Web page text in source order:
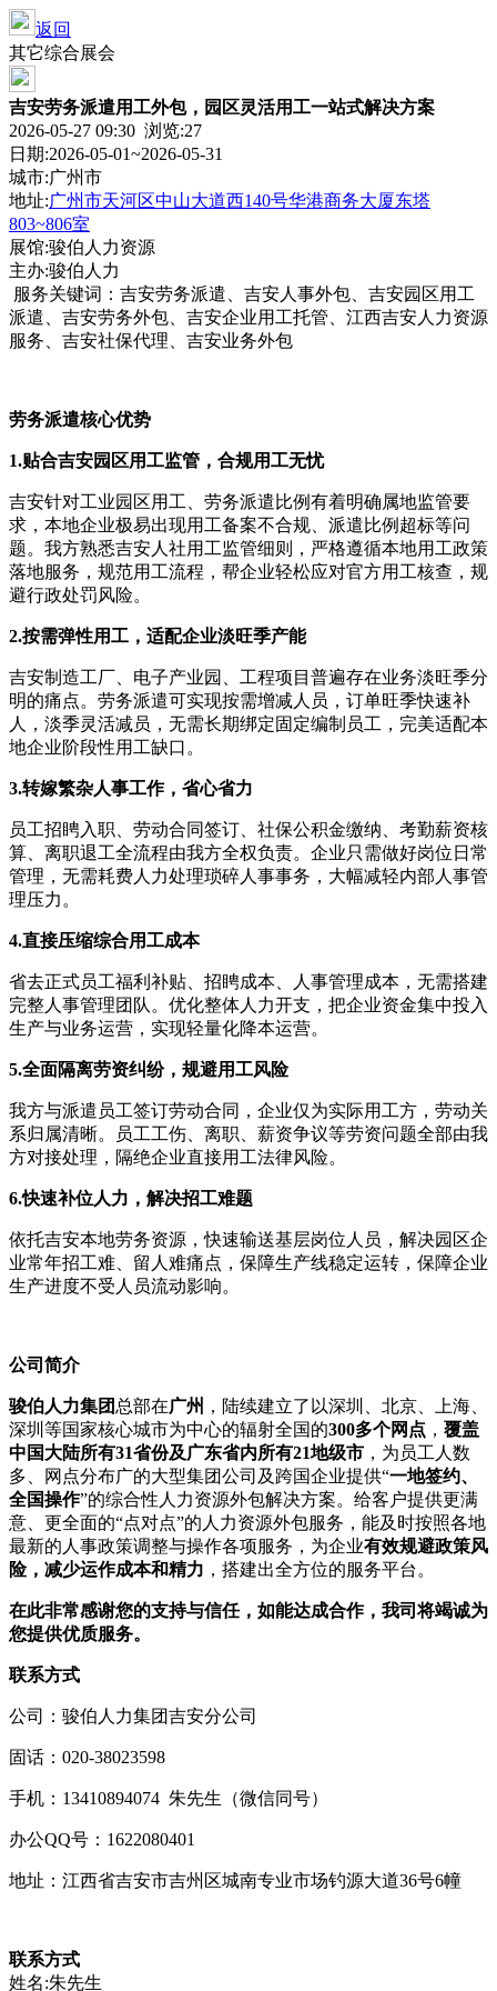
返回
其它综合展会
吉安劳务派遣用工外包，园区灵活用工一站式解决方案
2026-05-27 09:30 浏览:27
日期:2026-05-01~2026-05-31
城市:广州市
地址:广州市天河区中山大道西140号华港商务大厦东塔
803~806室
展馆:骏伯人力资源
主办:骏伯人力
服务关键词：吉安劳务派遣、吉安人事外包、吉安园区用工
派遣、吉安劳务外包、吉安企业用工托管、江西吉安人力资源
服务、吉安社保代理、吉安业务外包
劳务派遣核心优势
1.贴合吉安园区用工监管，合规用工无忧
吉安针对工业园区用工、劳务派遣比例有着明确属地监管要
求，本地企业极易出现用工备案不合规、派遣比例超标等问
题。我方熟悉吉安人社用工监管细则，严格遵循本地用工政策
落地服务，规范用工流程，帮企业轻松应对官方用工核查，规
避行政处罚风险。
2.按需弹性用工，适配企业淡旺季产能
吉安制造工厂、电子产业园、工程项目普遍存在业务淡旺季分
明的痛点。劳务派遣可实现按需增减人员，订单旺季快速补
人，淡季灵活减员，无需长期绑定固定编制员工，完美适配本
地企业阶段性用工缺口。
3.转嫁繁杂人事工作，省心省力
员工招䀻入职、劳动合同签订、社保公积金缴纳、考勤薪资核
算、离职退工全流程由我方全权负责。企业只需做好岗位日常
管理，无需耗费人力处理琐碎人事事务，大幅减轻内部人事管
理压力。
4.直接压缩综合用工成本
省去正式员工福利补贴、招䀻成本、人事管理成本，无需搭建
完整人事管理团队。优化整体人力开支，把企业资金集中投入
生产与业务运营，实现轻量化降本运营。
5.全面隔离劳资纠纷，规避用工风险
我方与派遣员工签订劳动合同，企业仅为实际用工方，劳动关
系归属清晰。员工工伤、离职、薪资争议等劳资问题全部由我
方对接处理，隔绝企业直接用工法律风险。
6.快速补位人力，解决招工难题
依托吉安本地劳务资源，快速输送基层岗位人员，解决园区企
业常年招工难、留人难痛点，保障生产线稳定运转，保障企业
生产进度不受人员流动影响。
公司 简介
骏伯人力集团 总部在广州 ，陆续建立了以深圳、北京、上海、
深圳等国家核心城市为中心的辐射全国的300多个网点 ， 覆盖
中国大陆所有31省份及广东省内所有21地级市 ，为员工人数
多、网点分布广的大型集团公司及跨国企业提供“一地签约、
全国操作”的综合性人力资源外包解决方案。给客户提供更满
意、更全面的“点对点”的人力资源外包服务，能及时按照各地
最新的人事政策调整与操作各项服务，为企业有效规避政策风
险，减少运作成本和精力 ，搭建出全方位的服务平台。
在此非常感谢您的支持与信任，如能达成合作，我司将竭诚为
您提供优质服务。
联系方式
公司：骏伯人力集团吉安分公司
固话：020-38023598
手机：13410894074 朱先生（微信同号）
办公QQ号：1622080401
地址：江西省吉安市吉州区城南专业市场钓源大道36号6幢
联系方式
姓名:朱先生